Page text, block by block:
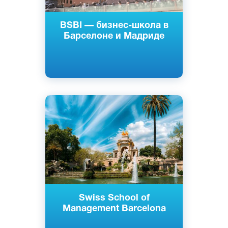
BSBI — бизнес-школа в
Барселоне и Мадриде
Swiss School of
Management Barcelona
Английский
Испанский
Барселона, Испания
Частный